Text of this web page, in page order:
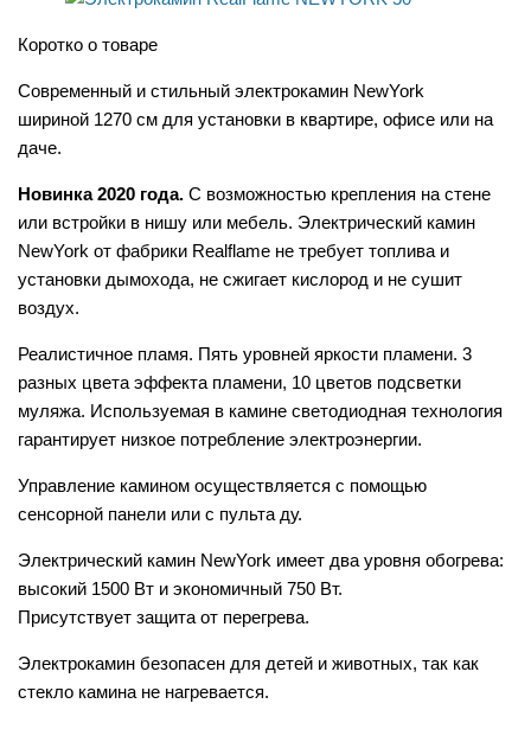
Коротко о товаре
Современный и стильный электрокамин NewYork
шириной 1270 см для установки в квартире, офисе или на
даче.
Новинка 2020 года. С возможностью крепления на стене
или встройки в нишу или мебель. Электрический камин
NewYork от фабрики Realflame не требует топлива и
установки дымохода, не сжигает кислород и не сушит
воздух.
Реалистичное пламя. Пять уровней яркости пламени. 3
разных цвета эффекта пламени, 10 цветов подсветки
муляжа. Используемая в камине светодиодная технология
гарантирует низкое потребление электроэнергии.
Управление камином осуществляется с помощью
сенсорной панели или с пульта ду.
Электрический камин NewYork имеет два уровня обогрева:
высокий 1500 Вт и экономичный 750 Вт.
Присутствует защита от перегрева.
Электрокамин безопасен для детей и животных, так как
стекло камина не нагревается.